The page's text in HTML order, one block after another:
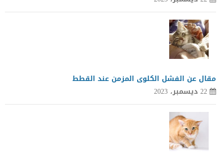
مقال عن الفشل الكلوى المزمن عند القطط
22 ديسمبر، 2023